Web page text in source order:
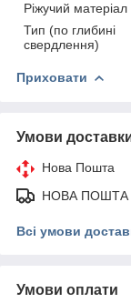
Ріжучий матеріал
Тип (по глибині
свердлення)
Приховати
Умови
Нова Пошта
НОВА ПОШТА
Всі умови
Умови оплати